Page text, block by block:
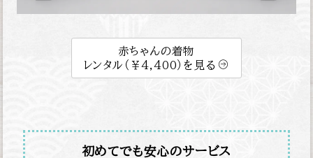
赤ちゃんの着物
レンタル（￥4,400）を見る
初めてでも安心のサービス